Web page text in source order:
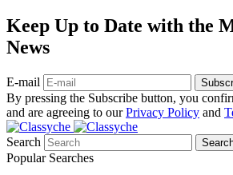
Keep Up to Date with the
News
E-mail
By pressing the Subscribe button, you
and are agreeing to ourPrivacy Policy and
Search
Popular Searches